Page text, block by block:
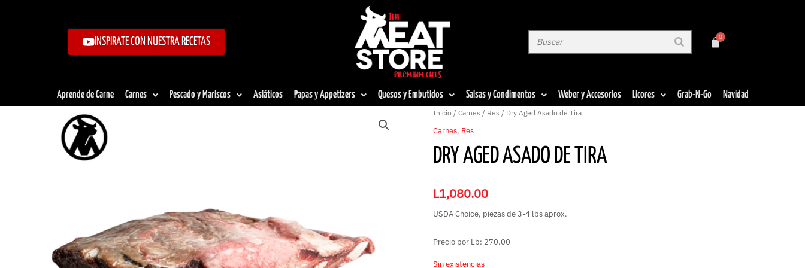
INSPIRATE CON NUESTRA RECETAS
Aprende de Carne Carnes Pescado y Mariscos Asiáticos Papas y Appetizers Quesos y Embutidos Salsas y Condimentos Weber y Accesorios Licores Grab-N-Go Navidad
Inicio /Carnes / Res / Dry Aged Asado de Tira
Carnes, Res
DRY AGED ASADO DE TIRA
L1,080.00
USDA Choice, piezas de 3-4 lbs aprox.
Precio por Lb: 270.00
Sin existencias